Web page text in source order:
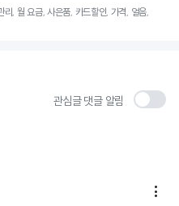
, 월 요금, 사은품, 카드할인, 가격, 얼음,
관심글 댓글 알림
